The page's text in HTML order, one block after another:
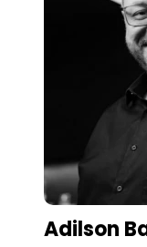
Adilson